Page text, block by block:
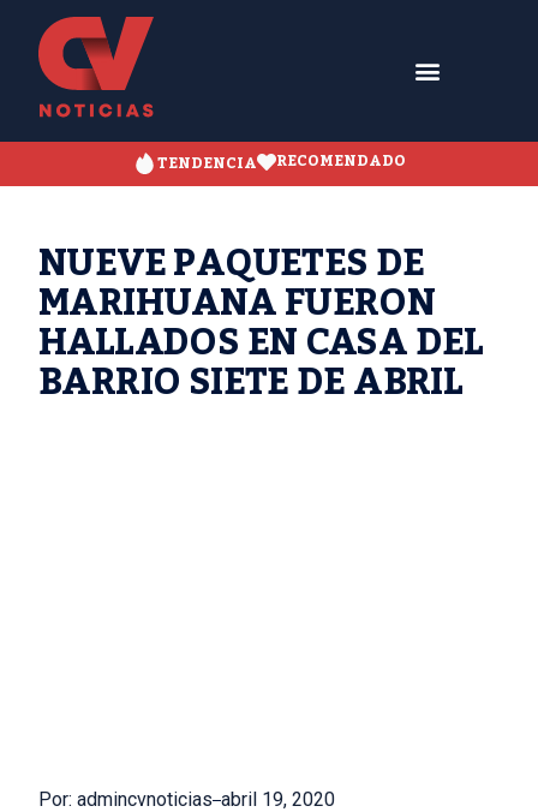
TENDENCIA RECOMENDADO
NUEVE PAQUETES DE
MARIHUANA FUERON
HALLADOS EN CASA DEL
BARRIO SIETE DE ABRIL
Por: admincvnoticias abril 19, 2020